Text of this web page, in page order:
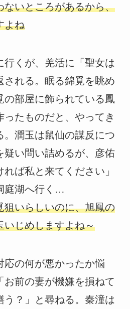
ないところがあるから、
よね
行くが、羌活に「聖女は
される。眠る錦覓を眺め
の部屋に飾られている鳳
ったものだと、やってき
。潤玉は鼠仙の謀反につ
疑い問い詰めるが、彦佑
ば私と来てください」
庭湖へ行く…
狙いらしいのに、旭鳳の
いじめしますよね～
応の何が悪かったか悩
お前の妻が機嫌を損ねて
う？」と尋ねる。秦潼は